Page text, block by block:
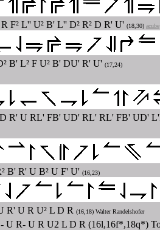
F² L'' U² B' L'' D² R² D R' U' (18,30) acube
B' L² F U² B' DU' R' U' (17,24)
R' U RL' FB' UD' RL' RL' FB' UD'
B' R' U B² U F' U' (16,23)
R' U R U² L D R (16,18) Walter Randelshofer
R- U R U2 L D R (16l,16f*,18q*)